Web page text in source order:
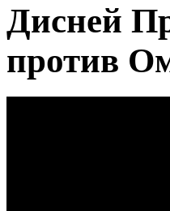
Дисней
против